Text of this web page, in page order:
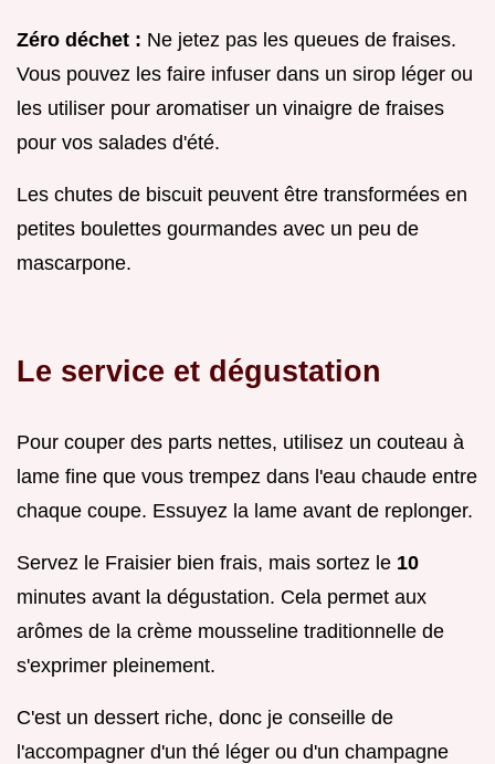
Zéro déchet : Ne jetez pas les queues de fraises.
Vous pouvez les faire infuser dans un sirop léger ou
les utiliser pour aromatiser un vinaigre de fraises
pour vos salades d'été.
Les chutes de biscuit peuvent être transformées en
petites boulettes gourmandes avec un peu de
mascarpone.
Le service et dégustation
Pour couper des parts nettes, utilisez un couteau à
lame fine que vous trempez dans l'eau chaude entre
chaque coupe. Essuyez la lame avant de replonger.
Servez le Fraisier bien frais, mais sortez le 10
minutes avant la dégustation. Cela permet aux
arômes de la crème mousseline traditionnelle de
s'exprimer pleinement.
C'est un dessert riche, donc je conseille de
l'accompagner d'un thé léger ou d'un champagne